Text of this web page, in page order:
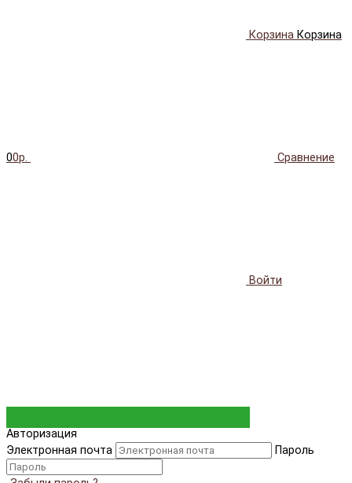
Корзина Корзина
00р. Сравнение
Войти
Авторизация
Электронная почта
Пароль